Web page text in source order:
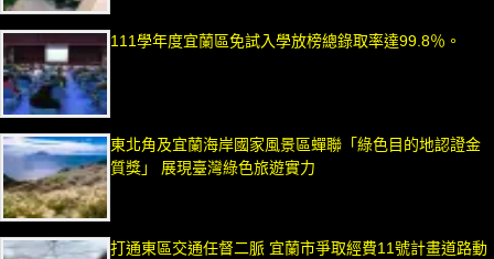
111學年度宜蘭區免試入學放榜總錄取率達99.8％。
東北角及宜蘭海岸國家風景區蟬聯「綠色目的地認證金
質獎」 展現臺灣綠色旅遊實力
打通東區交通任督二脈 宜蘭市爭取經費11號計畫道路動